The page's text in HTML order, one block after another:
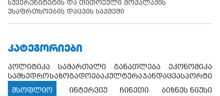
სუვერენიტეტის და თითოეული მოქალაქის
უსაფრთხოების დაცვის საქმეში
ᲙᲐᲢᲔᲒᲝᲠᲘᲔᲑᲘ
პოლიტიკა სამართალი განათლება
ეკონომიკა
სამხედროსაზოგადოებაკულტურაჯანდაცვასპორტი
მსოფლიო
ინტერვიუ ჩინეთი ბიზნეს ნიუსი